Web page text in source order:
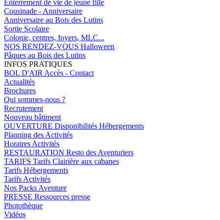
Enterrement de vie de jeune fille
Cousinade - Anniversaire
Anniversaire au Bois des Lutins
Sortie Scolaire
Colonie, centres, foyers, MLC...
NOS RENDEZ-VOUS Halloween
Pâques au Bois des Lutins
INFOS PRATIQUES
BOL D'AIR Accès - Contact
Actualités
Brochures
Qui sommes-nous ?
Recrutement
Nouveau bâtiment
OUVERTURE Disponibilités Hébergements
Planning des Activités
Horaires Activités
RESTAURATION Resto des Aventuriers
TARIFS Tarifs Clairière aux cabanes
Tarifs Hébergements
Tarifs Activités
Nos Packs Aventure
PRESSE Ressources presse
Photothèque
Vidéos